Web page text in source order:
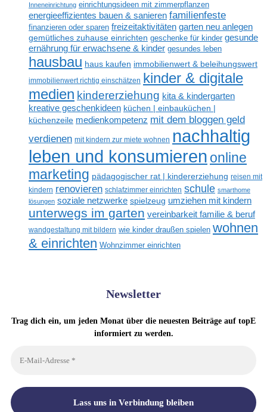
Inneneinrichtung einrichtungsideen mit zimmerpflanzen
energieeffizientes bauen & sanieren familienfeste
finanzieren oder sparen freizeitaktivitäten garten neu anlegen
gemütliches zuhause einrichten geschenke für kinder gesunde
ernährung für erwachsene & kinder gesundes leben
hausbau haus kaufen immobilienwert & beleihungswert
immobilienwert richtig einschätzen
kinder & digitale
medien kindererziehung kita & kindergarten
kreative geschenkideen küchen | einbauküchen |
küchenzeile medienkompetenz mit dem bloggen geld
verdienen mit kindern zur miete wohnen nachhaltig
leben und konsumieren online
marketing pädagogischer rat | kindererziehung reisen mit
kindern renovieren schlafzimmer einrichten schule smarthome
lösungen soziale netzwerke spielzeug umziehen mit kindern
unterwegs im garten vereinbarkeit familie & beruf
wandgestaltung mit bildern wie kinder draußen spielen wohnen
& einrichten Wohnzimmer einrichten
Newsletter
Trag dich ein, um jeden Monat über die neuesten Beiträge auf topE
informiert zu werden.